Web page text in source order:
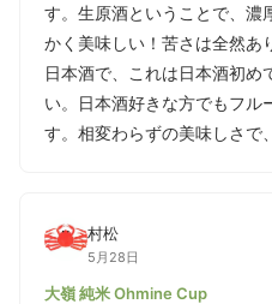
す。生原酒ということで、濃
かく美味しい！苦さは全然あ
日本酒で、これは日本酒初め
い。日本酒好きな方でもフル
す。相変わらずの美味しさで
村松
5月28日
大嶺 純米 Ohmine Cup